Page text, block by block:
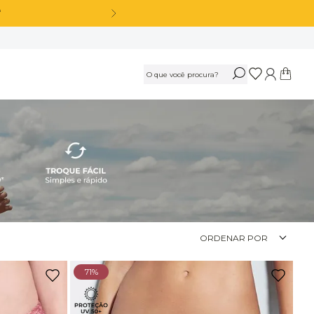
ORDENAR POR
71%
Calça Legging Cós Alto Sem Costura Azul Marinho Navy
Calça Legging Cós Alto Sem Costura Preto
189